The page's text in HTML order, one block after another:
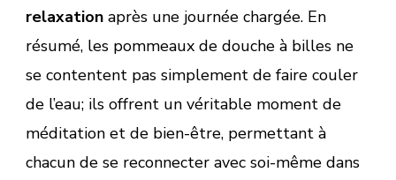
relaxation après une journée chargée. En
résumé, les pommeaux de douche à billes ne
se contentent pas simplement de faire couler
de l’eau; ils offrent un véritable moment de
méditation et de bien-être, permettant à
chacun de se reconnecter avec soi-même dans